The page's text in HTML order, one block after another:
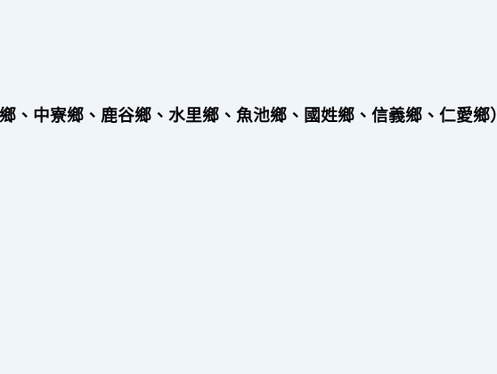
、中寮鄉、鹿谷鄉、水里鄉、魚池鄉、國姓鄉、信義鄉、仁愛鄉）